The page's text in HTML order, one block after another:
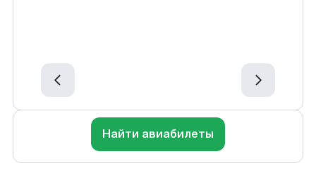
Найти авиабилеты